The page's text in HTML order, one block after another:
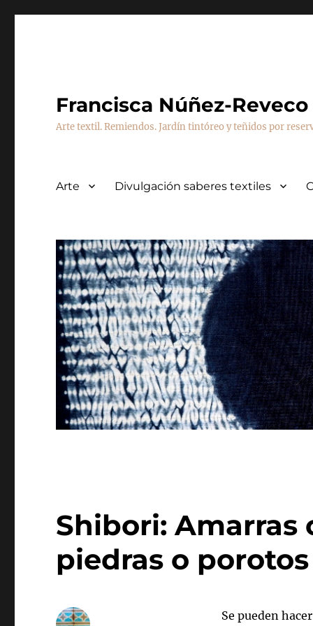
Francisca Núñez-Reveco
Arte textil. Remiendos. Jardín tintóreo y teñidos por
Arte Divulgación saberes textiles
Shibori: Amarras
piedras o porotos
Se pueden